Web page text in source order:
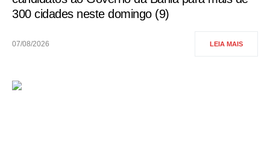
300 cidades neste domingo (9)
07/08/2026 LEIA MAIS